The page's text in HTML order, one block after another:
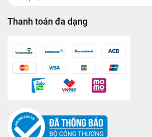
Thanh toán đa dạng